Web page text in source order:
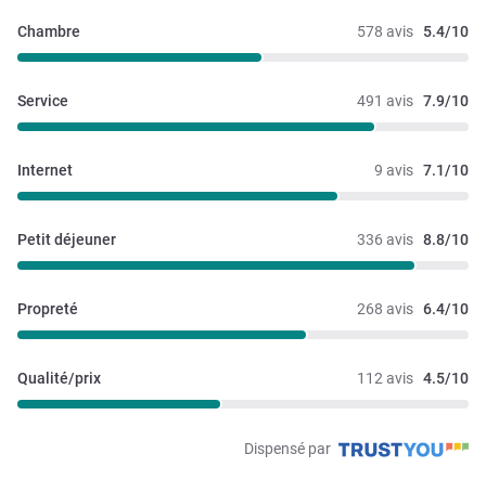
578 avis 5.4/10
Chambre
491 avis 7.9/10
Service
9 avis 7.1/10
Internet
336 avis 8.8/10
Petit déjeuner
268 avis 6.4/10
Propreté
112 avis 4.5/10
Qualité/prix
Dispensé par